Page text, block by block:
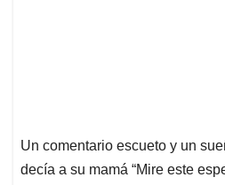
Un comentario escueto y un
decía a su mamá “Mire este